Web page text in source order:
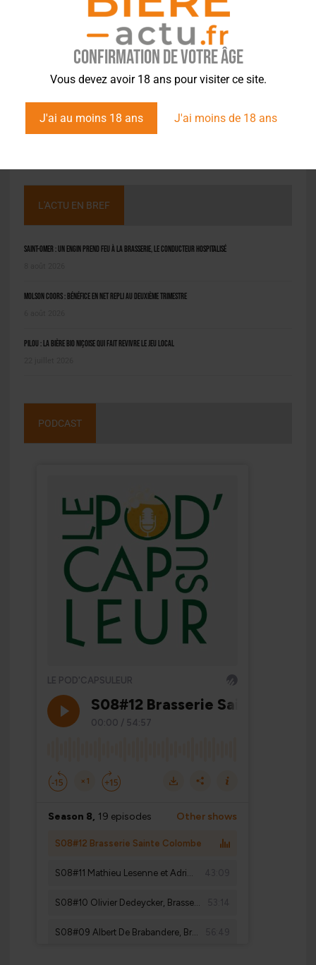
Confirmation de votre âge
Vous devez avoir 18 ans pour visiter ce site.
J'ai au moins 18 ans J'ai moins de 18 ans
L'ACTU EN BREF
Saint-Omer : un engin prend feu à la brasserie, le conducteur hospitalisé
Molson Coors : bénéfice en net repli au deuxième trimestre
Pilou : la bière bio niçoise qui fait revivre le jeu local
PODCAST